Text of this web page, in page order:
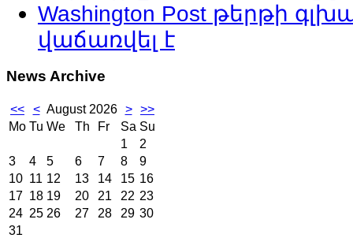
Washington Post թերթի
վաճառվել է
News Archive
<< < August 2026 >
>>
Mo Tu We Th Fr Sa Su
1
2
3
4 5 6 7 8
9
10 11 12 13 14 15 16
17 18 19 20 21 22 23
24 25 26 27 28 29 30
31